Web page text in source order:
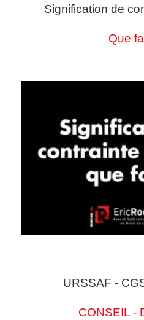
Signification de
Que
URSSAF -
CONSEIL -